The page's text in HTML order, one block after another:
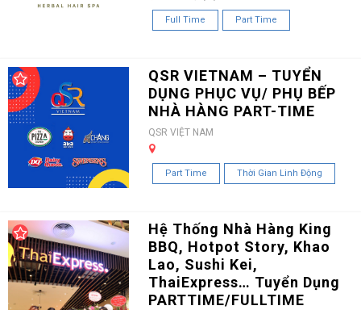
Full Time Part Time
QSR VIETNAM – TUYỂN
DỤNG PHỤC VỤ/ PHỤ BẾP
NHÀ HÀNG PART-TIME
QSR VIỆT NAM
Part Time Thời Gian Linh Động
Hệ Thống Nhà Hàng King
BBQ, Hotpot Story, Khao
Lao, Sushi Kei,
ThaiExpress… Tuyển Dụng
PARTTIME/FULLTIME